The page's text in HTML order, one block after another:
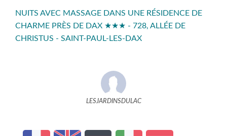
NUITS AVEC MASSAGE DANS UNE RÉSIDENCE DE
CHARME PRÈS DE DAX ★★★ - 728, ALLÉE DE
CHRISTUS - SAINT-PAUL-LES-DAX
LESJARDINSDULAC